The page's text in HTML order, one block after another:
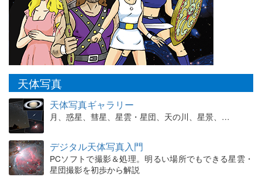
天体写真
天体写真ギャラリー
月、惑星、彗星、星雲・星団、天の川、星景、…
デジタル天体写真入門
PCソフトで撮影＆処理。明るい場所でもできる星雲・
星団撮影を初歩から解説